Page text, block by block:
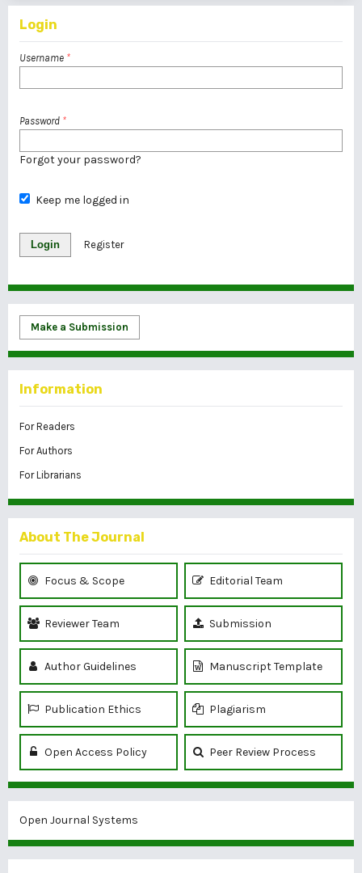
Login
Username *
Password *
Forgot your password?
Keep me logged in
Login Register
Make a Submission
Information
For Readers
For Authors
For Librarians
About The Journal
Focus & Scope Editorial Team
Reviewer Team Submission
Author Guidelines Manuscript Template
Publication Ethics Plagiarism
Open Access Policy Peer Review Process
Open Journal Systems